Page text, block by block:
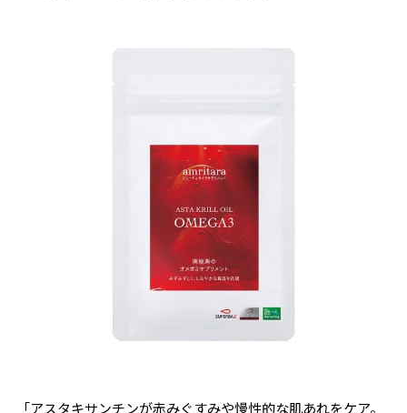
「アスタキサンチンが赤みぐすみや慢性的な肌あれをケア。